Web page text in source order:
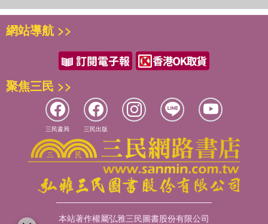
網站導航 >>
聚焦三民 >>
三民書局 三民出版
本站著作權屬弘雅三民圖書股份有限公司